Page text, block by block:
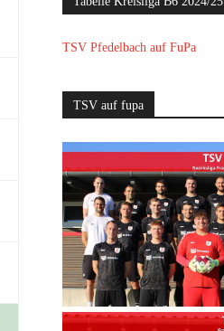
TSV Pfedelbach auf FuPa
TSV auf fupa